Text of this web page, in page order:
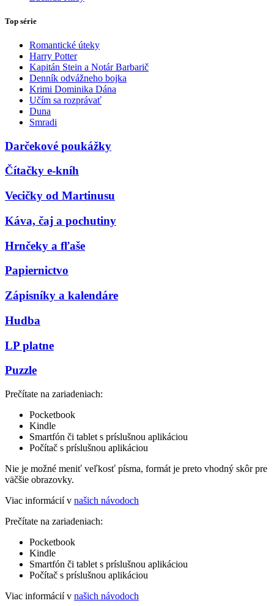
Top série
Romantické úteky
Harry Potter
Kapitán Stein a Notár Barbarič
Denník odvážneho bojka
Krimi Dominika Dána
Učím sa rozprávať
Duna
Smradi
Darčekové poukážky
Čítačky e-kníh
Vecičky od Martinusu
Káva, čaj a pochutiny
Hrnčeky a fľaše
Papiernictvo
Zápisníky a kalendáre
Hudba
LP platne
Puzzle
Prečítate na zariadeniach:
Pocketbook
Kindle
Smartfón či tablet s príslušnou aplikáciou
Počítač s príslušnou aplikáciou
Nie je možné meniť veľkosť písma, formát je preto vhodný skôr pre
väčšie obrazovky.
Viac informácií v našich návodoch
Prečítate na zariadeniach:
Pocketbook
Kindle
Smartfón či tablet s príslušnou aplikáciou
Počítač s príslušnou aplikáciou
Viac informácií v našich návodoch